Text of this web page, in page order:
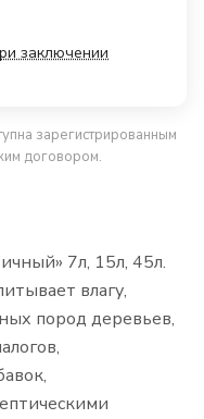
заключении
зарегистрированным
договором.
7л, 15л, 45л.
влагу,
пород деревьев,